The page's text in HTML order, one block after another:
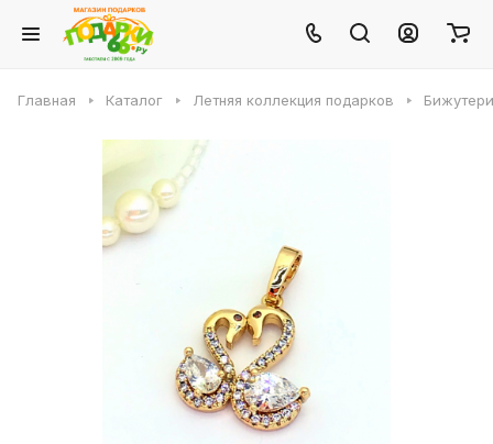
Главная Каталог Летняя коллекция подарков